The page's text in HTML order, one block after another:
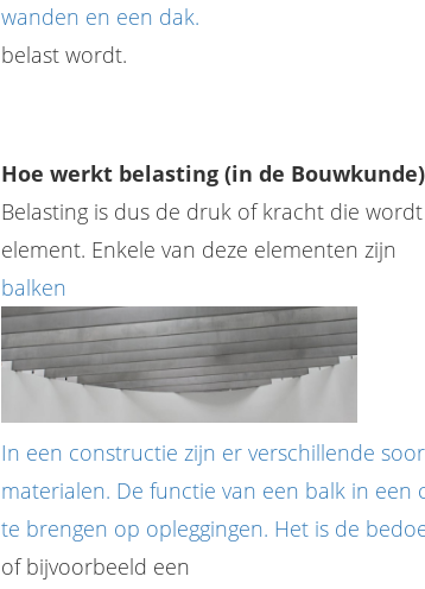
wanden en een dak.
belast wordt.
Hoe werkt belasting (in de
Belasting is dus de druk of kracht die
element. Enkele van deze elementen zijn
balken
In een constructie zijn er verschillende
materialen. De functie van een balk in
te brengen op opleggingen. Het is de
of bijvoorbeeld een